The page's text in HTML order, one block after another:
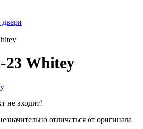
Whitey
не входит!
отличаться от оригинала